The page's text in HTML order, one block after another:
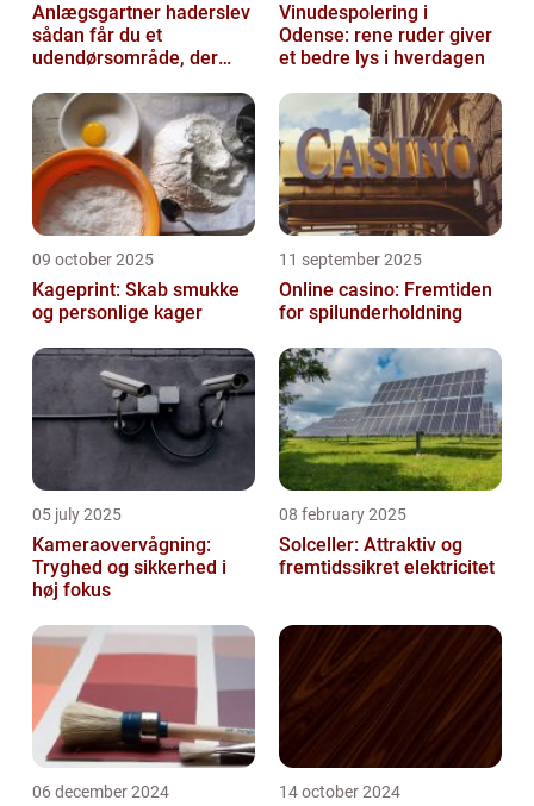
Anlægsgartner haderslev
sådan får du et
udendørsområde, der
Vinudespolering i
Odense: rene ruder giver
et bedre lys i hverdagen
09 october 2025
Kageprint: Skab smukke
og personlige kager
11 september 2025
Online casino: Fremtiden
for spilunderholdning
05 july 2025
Kameraovervågning:
Tryghed og sikkerhed i
høj fokus
08 february 2025
Solceller: Attraktiv og
fremtidssikret elektricitet
06 december 2024 14 october 2024